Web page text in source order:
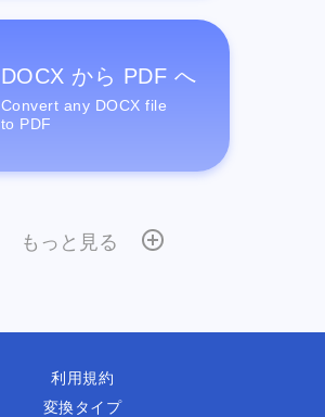
DOCX から PDF へ
Convert any DOCX file
to PDF
もっと見る
利用規約
変換タイプ